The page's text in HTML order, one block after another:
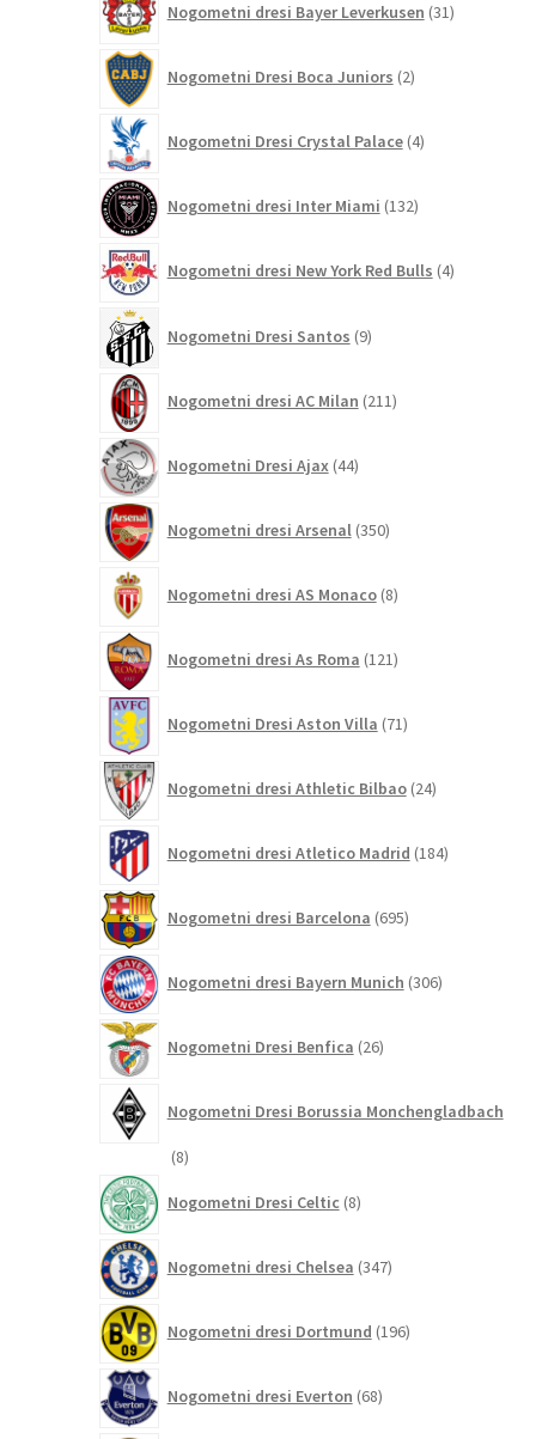
Nogometni dresi Bayer Leverkusen 31izdelkov
Nogometni Dresi Boca Juniors 2izdelka
Nogometni Dresi Crystal Palace 4izdelki
Nogometni dresi Inter Miami 132izdelkov
Nogometni dresi New York Red Bulls 4izdelki
Nogometni Dresi Santos 9izdelkov
Nogometni dresi AC Milan 211izdelkov
Nogometni Dresi Ajax 44izdelkov
Nogometni dresi Arsenal 350izdelkov
Nogometni dresi AS Monaco 8izdelkov
Nogometni dresi As Roma 121izdelkov
Nogometni Dresi Aston Villa 71izdelkov
Nogometni dresi Athletic Bilbao 24izdelkov
Nogometni dresi Atletico Madrid 184izdelkov
Nogometni dresi Barcelona 695izdelkov
Nogometni dresi Bayern Munich 306izdelkov
Nogometni Dresi Benfica 26izdelkov
Nogometni Dresi Borussia Monchengladbach
88
Nogometni Dresi Celtic 8izdelkov
Nogometni dresi Chelsea 347izdelkov
Nogometni dresi Dortmund 196izdelkov
Nogometni dresi Everton 68izdelkov